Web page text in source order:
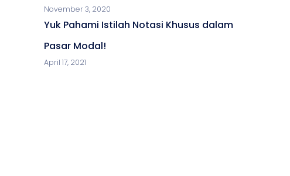
November 3, 2020
Yuk Pahami Istilah Notasi Khusus dalam
Pasar Modal!
April 17, 2021